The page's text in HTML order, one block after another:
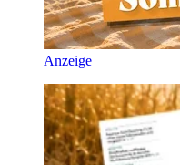
Anzeige